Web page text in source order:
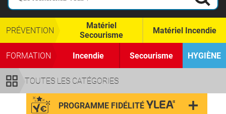
TOUTES LES CATÉGORIES
PRÉVENTION
Matériel
Secourisme
Matériel Incendie
FORMATION Incendie Secourisme HYGIÈNE
PROGRAMME FIDÉLITÉ